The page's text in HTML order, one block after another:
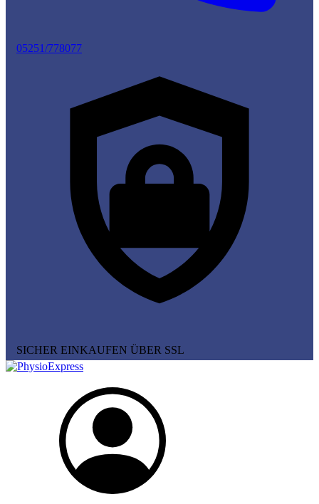
05251/778077
SICHER EINKAUFEN ÜBER SSL